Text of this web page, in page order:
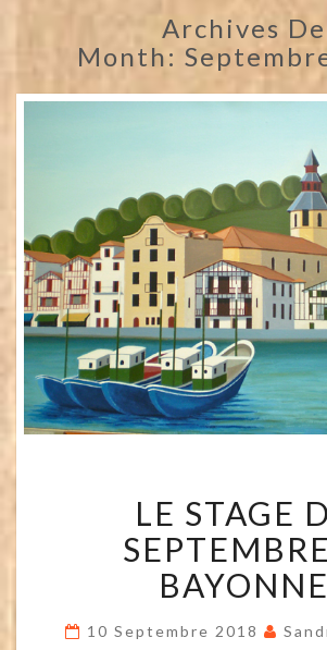
Archives De
Month:
STAGE
DE
SEPTEMBRE
À
BAYONNE
LE STAGE
BAYONNE
10 Septembre 2018